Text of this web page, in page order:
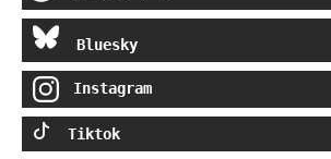
Bluesky
Instagram
Tiktok